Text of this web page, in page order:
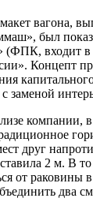
вагона,
был
(ФПК, входит
Концепт
заменой
компании,
друг
2 м. В
от раковины
два